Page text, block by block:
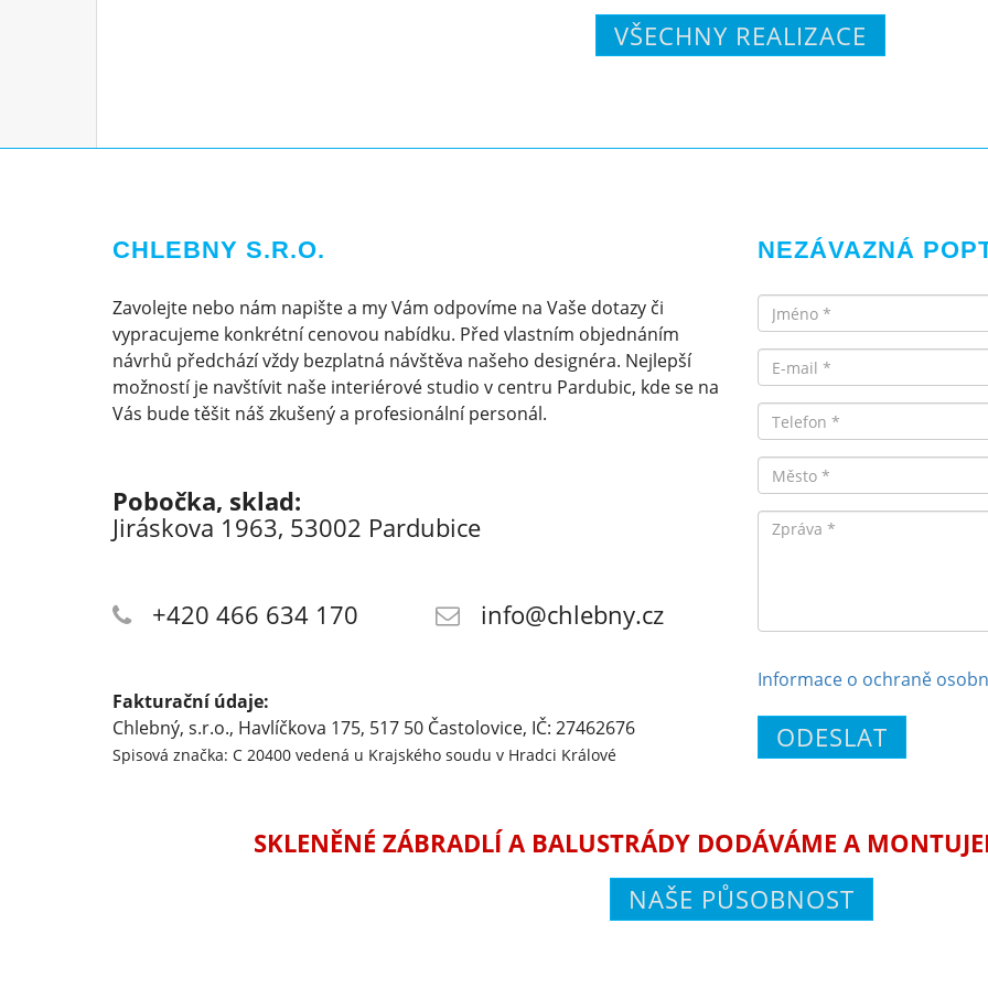
VŠECHNY REALIZACE
CHLEBNY S.R.O.
Zavolejte nebo nám napište a my Vám odpovíme na Vaše dotazy či
vypracujeme konkrétní cenovou nabídku. Před vlastním objednáním
návrhů předchází vždy bezplatná návštěva našeho designéra. Nejlepší
možností je navštívit naše interiérové studio v centru Pardubic, kde se na
Vás bude těšit náš zkušený a profesionální personál.
Pobočka, sklad:
Jiráskova 1963, 53002 Pardubice
+420 466 634 170 info@chlebny.cz
Fakturační údaje:
Chlebný, s.r.o., Havlíčkova 175, 517 50 Častolovice, IČ: 27462676
Spisová značka: C 20400 vedená u Krajského soudu v Hradci Králové
NEZÁVAZNÁ
Jméno
Email
Telefon
Město
Zpráva
Informace o ochraně
ODESLAT
SKLENĚNÉ ZÁBRADLÍ A BALUSTRÁDY DODÁVÁME A
NAŠE PŮSOBNOST